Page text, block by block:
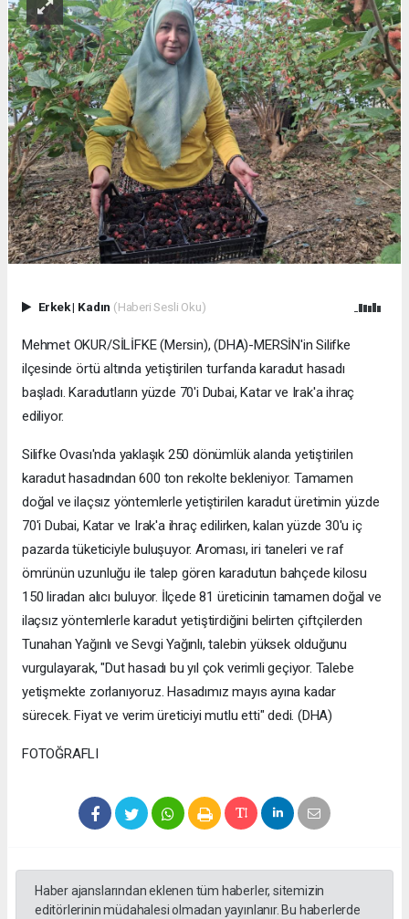
Erkek| Kadın (Haberi Sesli Oku)
Mehmet OKUR/SİLİFKE (Mersin), (DHA)-MERSİN'in Silifke
ilçesinde örtü altında yetiştirilen turfanda karadut hasadı
başladı. Karadutların yüzde 70'i Dubai, Katar ve Irak'a ihraç
ediliyor.
Silifke Ovası'nda yaklaşık 250 dönümlük alanda yetiştirilen
karadut hasadından 600 ton rekolte bekleniyor. Tamamen
doğal ve ilaçsız yöntemlerle yetiştirilen karadut üretimin yüzde
70'i Dubai, Katar ve Irak'a ihraç edilirken, kalan yüzde 30'u iç
pazarda tüketiciyle buluşuyor. Aroması, iri taneleri ve raf
ömrünün uzunluğu ile talep gören karadutun bahçede kilosu
150 liradan alıcı buluyor. İlçede 81 üreticinin tamamen doğal ve
ilaçsız yöntemlerle karadut yetiştirdiğini belirten çiftçilerden
Tunahan Yağınlı ve Sevgi Yağınlı, talebin yüksek olduğunu
vurgulayarak, "Dut hasadı bu yıl çok verimli geçiyor. Talebe
yetişmekte zorlanıyoruz. Hasadımız mayıs ayına kadar
sürecek. Fiyat ve verim üreticiyi mutlu etti" dedi. (DHA)
FOTOĞRAFLI
Haber ajanslarından eklenen tüm haberler, sitemizin
editörlerinin müdahalesi olmadan yayınlanır. Bu haberlerde